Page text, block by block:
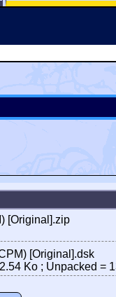
[Original].zip
[Original].dsk
Ko ; Unpacked =